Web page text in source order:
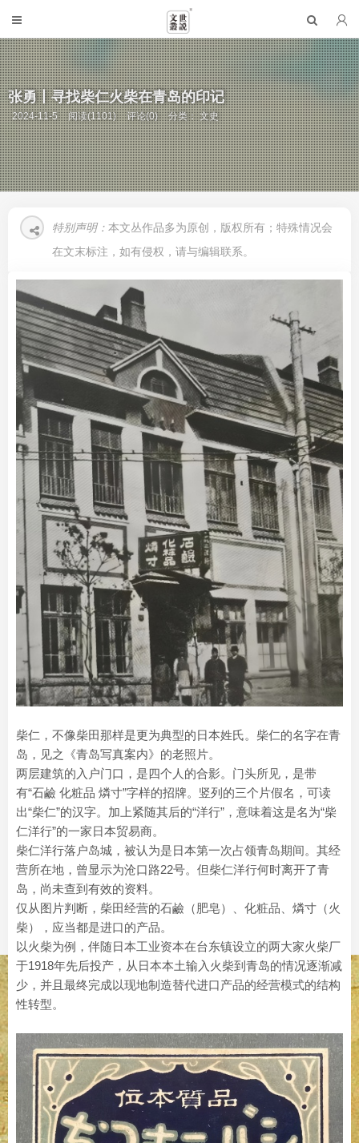
张勇丨寻找柴仁火柴在青岛的印记
2024-11-5 阅读(1101) 评论(0) 分类：文史
特别声明： 本文丛作品多为原创，版权所有；特殊情况会
在文末标注，如有侵权，请与编辑联系。
柴仁，不像柴田那样是更为典型的日本姓氏。柴仁的名字在青
岛，见之《青岛写真案内》的老照片。
两层建筑的入户门口，是四个人的合影。门头所见，是带
有“石鹼 化粧品 燐寸”字样的招牌。竖列的三个片假名，可读
出“柴仁”的汉字。加上紧随其后的“洋行”，意味着这是名为“柴
仁洋行”的一家日本贸易商。
柴仁洋行落户岛城，被认为是日本第一次占领青岛期间。其经
营所在地，曾显示为沧口路22号。但柴仁洋行何时离开了青
岛，尚未查到有效的资料。
仅从图片判断，柴田经营的石鹼（肥皂）、化粧品、燐寸（火
柴），应当都是进口的产品。
以火柴为例，伴随日本工业资本在台东镇设立的两大家火柴厂
于1918年先后投产，从日本本土输入火柴到青岛的情况逐渐减
少，并且最终完成以现地制造替代进口产品的经营模式的结构
性转型。